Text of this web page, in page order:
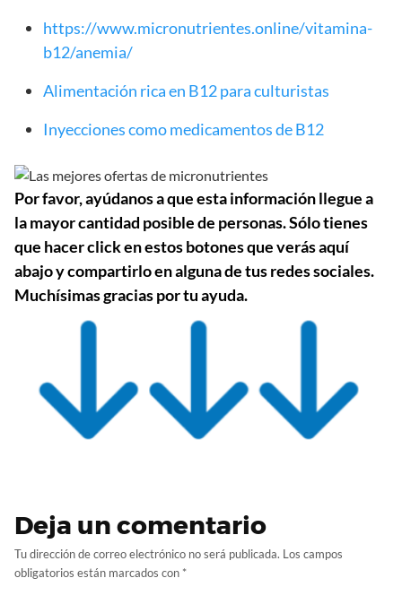
https://www.micronutrientes.online/vitamina-
b12/anemia/
Alimentación rica en B12 para culturistas
Inyecciones como medicamentos de B12
Por favor, ayúdanos a que esta información llegue a
la mayor cantidad posible de personas. Sólo tienes
que hacer click en estos botones que verás aquí
abajo y compartirlo en alguna de tus redes sociales.
Muchísimas gracias por tu ayuda.
Deja un comentario
Tu dirección de correo electrónico no será publicada. Los campos
obligatorios están marcados con *